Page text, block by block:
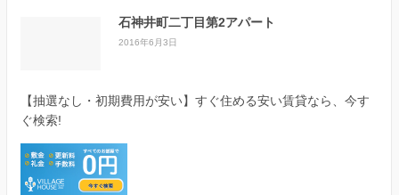
石神井町二丁目第2アパート
2016年6月3日
【抽選なし・初期費用が安い】すぐ住める安い賃貸なら、今す
ぐ検索!